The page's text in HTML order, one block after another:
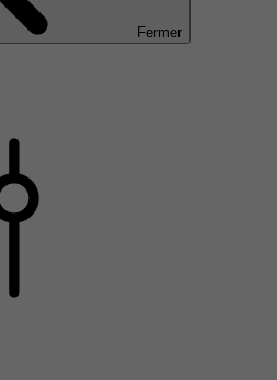
Fermer